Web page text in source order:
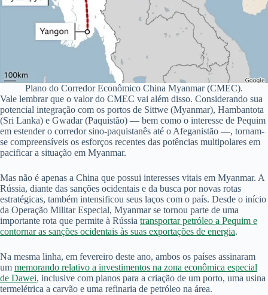
Plano do Corredor Econômico China Myanmar (CMEC).
Vale lembrar que o valor do CMEC vai além disso. Considerando sua
potencial integração com os portos de Sittwe (Myanmar), Hambantota
(Sri Lanka) e Gwadar (Paquistão) — bem como o interesse de Pequim
em estender o corredor sino-paquistanês até o Afeganistão —, tornam-
se compreensíveis os esforços recentes das potências multipolares em
pacificar a situação em Myanmar.
Mas não é apenas a China que possui interesses vitais em Myanmar. A
Rússia, diante das sanções ocidentais e da busca por novas rotas
estratégicas, também intensificou seus laços com o país. Desde o início
da Operação Militar Especial, Myanmar se tornou parte de uma
importante rota que permite à Rússia transportar petróleo a Pequim e
contornar as sanções ocidentais às suas exportações de energia.
Na mesma linha, em fevereiro deste ano, ambos os países assinaram
um memorando relativo a investimentos na zona econômica especial
de Dawei, inclusive com planos para a criação de um porto, uma usina
termelétrica a carvão e uma refinaria de petróleo na área.